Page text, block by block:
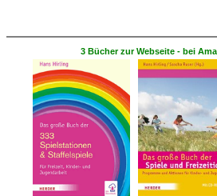
3 Bücher zur Webseite - bei